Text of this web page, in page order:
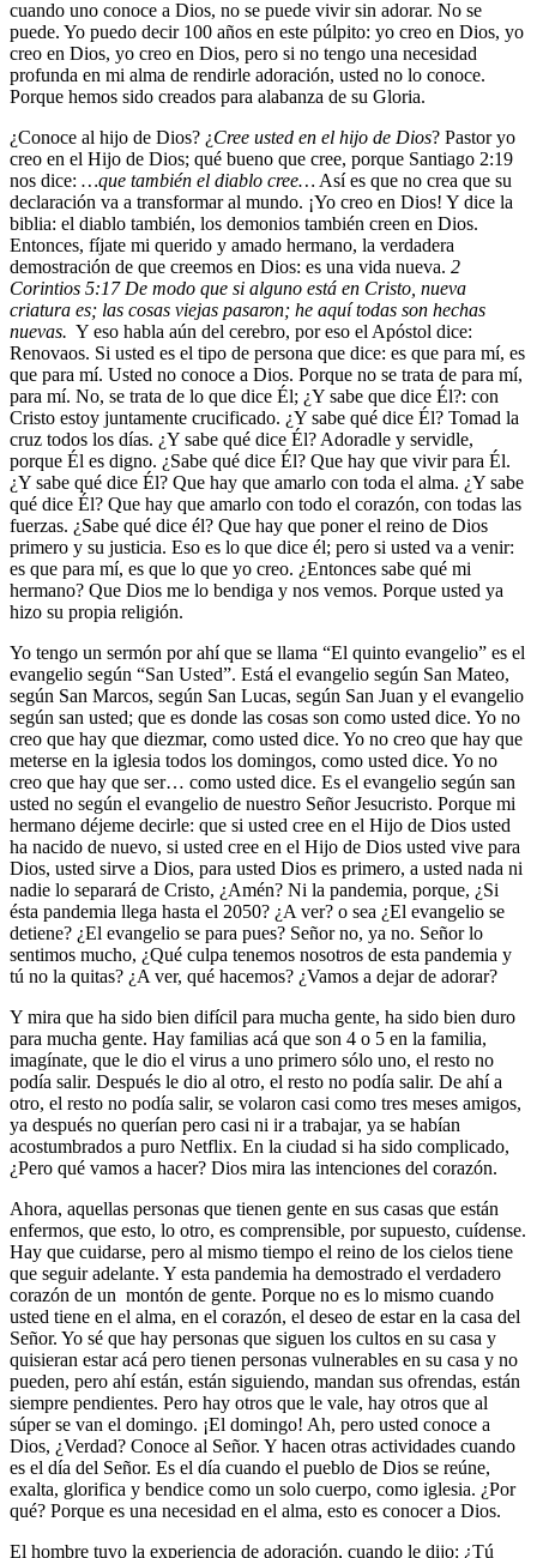
cuando uno conoce a Dios, no se puede vivir sin adorar. No se
puede. Yo puedo decir 100 años en este púlpito: yo creo en Dios, yo
creo en Dios, yo creo en Dios, pero si no tengo una necesidad
profunda en mi alma de rendirle adoración, usted no lo conoce.
Porque hemos sido creados para alabanza de su Gloria.
¿Conoce al hijo de Dios? ¿Cree usted en el hijo de Dios? Pastor yo
creo en el Hijo de Dios; qué bueno que cree, porque Santiago 2:19
nos dice: …que también el diablo cree… Así es que no crea que su
declaración va a transformar al mundo. ¡Yo creo en Dios! Y dice la
biblia: el diablo también, los demonios también creen en Dios.
Entonces, fíjate mi querido y amado hermano, la verdadera
demostración de que creemos en Dios: es una vida nueva. 2
Corintios 5:17 De modo que si alguno está en Cristo, nueva
criatura es; las cosas viejas pasaron; he aquí todas son hechas
nuevas. Y eso habla aún del cerebro, por eso el Apóstol dice:
Renovaos. Si usted es el tipo de persona que dice: es que para mí, es
que para mí. Usted no conoce a Dios. Porque no se trata de para mí,
para mí. No, se trata de lo que dice Él; ¿Y sabe que dice Él?: con
Cristo estoy juntamente crucificado. ¿Y sabe qué dice Él? Tomad la
cruz todos los días. ¿Y sabe qué dice Él? Adoradle y servidle,
porque Él es digno. ¿Sabe qué dice Él? Que hay que vivir para Él.
¿Y sabe qué dice Él? Que hay que amarlo con toda el alma. ¿Y sabe
qué dice Él? Que hay que amarlo con todo el corazón, con todas las
fuerzas. ¿Sabe qué dice él? Que hay que poner el reino de Dios
primero y su justicia. Eso es lo que dice él; pero si usted va a venir:
es que para mí, es que lo que yo creo. ¿Entonces sabe qué mi
hermano? Que Dios me lo bendiga y nos vemos. Porque usted ya
hizo su propia religión.
Yo tengo un sermón por ahí que se llama “El quinto evangelio” es el
evangelio según “San Usted”. Está el evangelio según San Mateo,
según San Marcos, según San Lucas, según San Juan y el evangelio
según san usted; que es donde las cosas son como usted dice. Yo no
creo que hay que diezmar, como usted dice. Yo no creo que hay que
meterse en la iglesia todos los domingos, como usted dice. Yo no
creo que hay que ser… como usted dice. Es el evangelio según san
usted no según el evangelio de nuestro Señor Jesucristo. Porque mi
hermano déjeme decirle: que si usted cree en el Hijo de Dios usted
ha nacido de nuevo, si usted cree en el Hijo de Dios usted vive para
Dios, usted sirve a Dios, para usted Dios es primero, a usted nada ni
nadie lo separará de Cristo, ¿Amén? Ni la pandemia, porque, ¿Si
ésta pandemia llega hasta el 2050? ¿A ver? o sea ¿El evangelio se
detiene? ¿El evangelio se para pues? Señor no, ya no. Señor lo
sentimos mucho, ¿Qué culpa tenemos nosotros de esta pandemia y
tú no la quitas? ¿A ver, qué hacemos? ¿Vamos a dejar de adorar?
Y mira que ha sido bien difícil para mucha gente, ha sido bien duro
para mucha gente. Hay familias acá que son 4 o 5 en la familia,
imagínate, que le dio el virus a uno primero sólo uno, el resto no
podía salir. Después le dio al otro, el resto no podía salir. De ahí a
otro, el resto no podía salir, se volaron casi como tres meses amigos,
ya después no querían pero casi ni ir a trabajar, ya se habían
acostumbrados a puro Netflix. En la ciudad si ha sido complicado,
¿Pero qué vamos a hacer? Dios mira las intenciones del corazón.
Ahora, aquellas personas que tienen gente en sus casas que están
enfermos, que esto, lo otro, es comprensible, por supuesto, cuídense.
Hay que cuidarse, pero al mismo tiempo el reino de los cielos tiene
que seguir adelante. Y esta pandemia ha demostrado el verdadero
corazón de un montón de gente. Porque no es lo mismo cuando
usted tiene en el alma, en el corazón, el deseo de estar en la casa del
Señor. Yo sé que hay personas que siguen los cultos en su casa y
quisieran estar acá pero tienen personas vulnerables en su casa y no
pueden, pero ahí están, están siguiendo, mandan sus ofrendas, están
siempre pendientes. Pero hay otros que le vale, hay otros que al
súper se van el domingo. ¡El domingo! Ah, pero usted conoce a
Dios, ¿Verdad? Conoce al Señor. Y hacen otras actividades cuando
es el día del Señor. Es el día cuando el pueblo de Dios se reúne,
exalta, glorifica y bendice como un solo cuerpo, como iglesia. ¿Por
qué? Porque es una necesidad en el alma, esto es conocer a Dios.
El hombre tuvo la experiencia de adoración, cuando le dijo: ¿Tú